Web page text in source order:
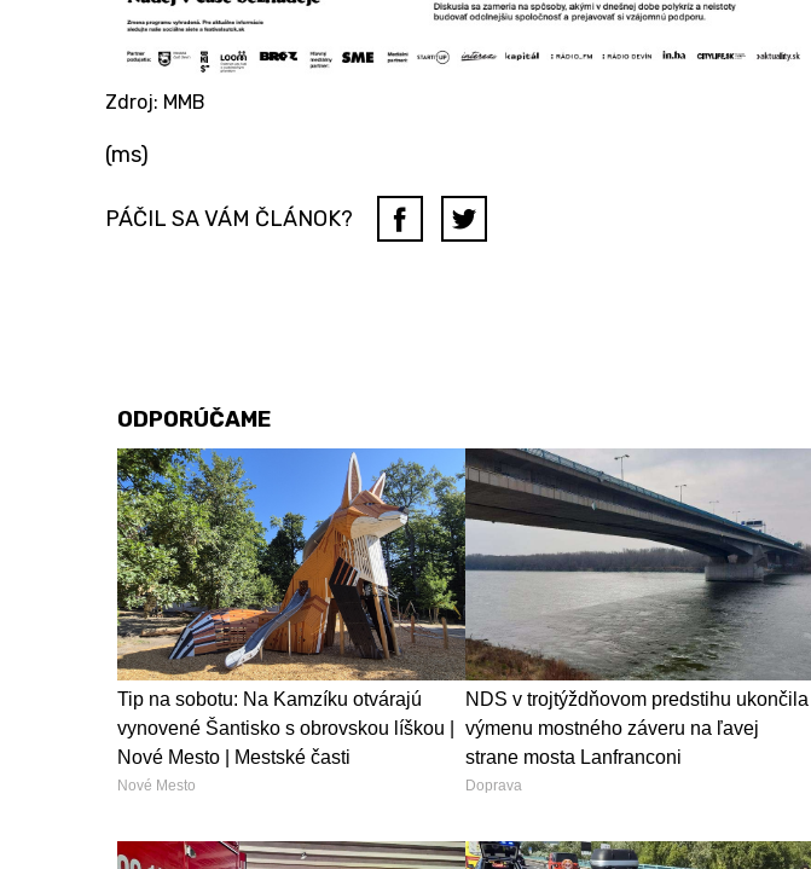
Zdroj: MMB
​(ms)
PÁČIL SA VÁM ČLÁNOK?
ODPORÚČAME
Tip na sobotu: Na Kamzíku otvárajú
vynovené Šantisko s obrovskou líškou |
Nové Mesto | Mestské časti
Nové Mesto
NDS v trojtýždňovom predstihu ukončila
výmenu mostného záveru na ľavej
strane mosta Lanfranconi
Doprava